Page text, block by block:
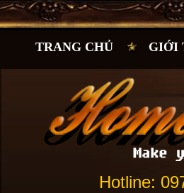
TRANG CHỦ GIỚI
Hotline: